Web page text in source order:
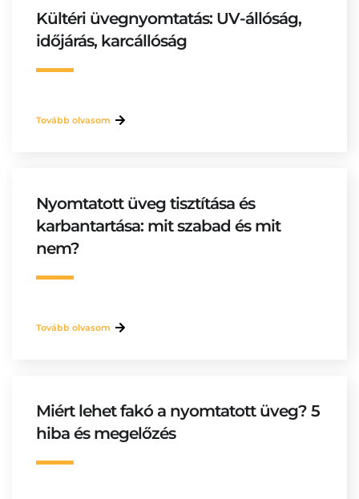
Kültéri üvegnyomtatás: UV-állóság,
időjárás, karcállóság
Tovább olvasom
Nyomtatott üveg tisztítása és
karbantartása: mit szabad és mit
nem?
Tovább olvasom
Miért lehet fakó a nyomtatott üveg? 5
hiba és megelőzés